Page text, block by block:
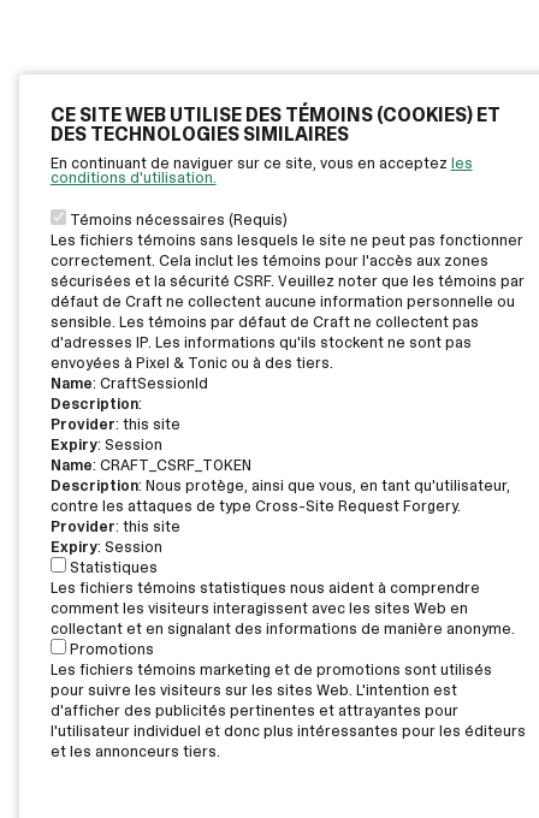
CE SITE WEB UTILISE DES TÉMOINS (COOKIES) ET
DES TECHNOLOGIES SIMILAIRES
En continuant de naviguer sur ce site, vous en acceptez les
conditions d'utilisation.
Témoins nécessaires (Requis)
Les fichiers témoins sans lesquels le site ne peut pas fonctionner
correctement. Cela inclut les témoins pour l'accès aux zones
sécurisées et la sécurité CSRF. Veuillez noter que les témoins par
défaut de Craft ne collectent aucune information personnelle ou
sensible. Les témoins par défaut de Craft ne collectent pas
d'adresses IP. Les informations qu'ils stockent ne sont pas
envoyées à Pixel & Tonic ou à des tiers.
Name: CraftSessionId
Description:
Provider: this site
Expiry: Session
Name: CRAFT_CSRF_TOKEN
Description: Nous protège, ainsi que vous, en tant qu'utilisateur,
contre les attaques de type Cross-Site Request Forgery.
Provider: this site
Expiry: Session
Statistiques
Les fichiers témoins statistiques nous aident à comprendre
comment les visiteurs interagissent avec les sites Web en
collectant et en signalant des informations de manière anonyme.
Promotions
Les fichiers témoins marketing et de promotions sont utilisés
pour suivre les visiteurs sur les sites Web. L'intention est
d'afficher des publicités pertinentes et attrayantes pour
l'utilisateur individuel et donc plus intéressantes pour les éditeurs
et les annonceurs tiers.